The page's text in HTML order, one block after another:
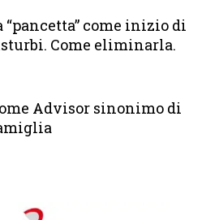
“pancetta” come inizio di
Come eliminarla.
Advisor sinonimo di